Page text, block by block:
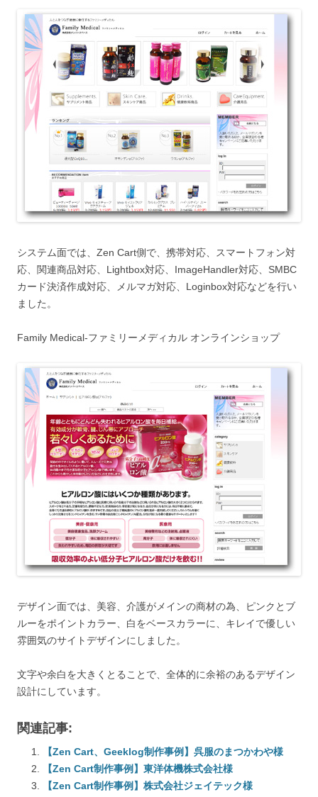
システム面では、Zen Cart側で、携帯対応、スマートフォン対
応、関連商品対応、Lightbox対応、ImageHandler対応、SMBC
カード決済作成対応、メルマガ対応、Loginbox対応などを行い
ました。
Family Medical-ファミリーメディカル オンラインショップ
デザイン面では、美容、介護がメインの商材の為、ピンクとブ
ルーをポイントカラー、白をベースカラーに、キレイで優しい
雰囲気のサイトデザインにしました。
文字や余白を大きくとることで、全体的に余裕のあるデザイン
設計にしています。
関連記事:
【Zen Cart、Geeklog制作事例】呉服のまつかわや様
【Zen Cart制作事例】東洋体機株式会社様
【Zen Cart制作事例】株式会社ジェイテック様